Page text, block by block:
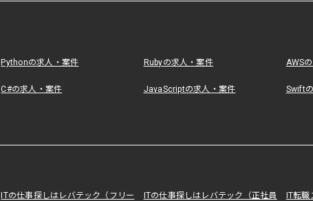
Pythonの求人・案件 Rubyの求人・案件 AWS
C#の求人・案件 JavaScriptの求人・案件 Swift
ITの仕事探しはレバテック（フリー ITの仕事探しはレバテック（正社員 IT転